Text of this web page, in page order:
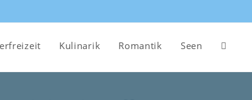
Kulinarik Romantik Seen Website-